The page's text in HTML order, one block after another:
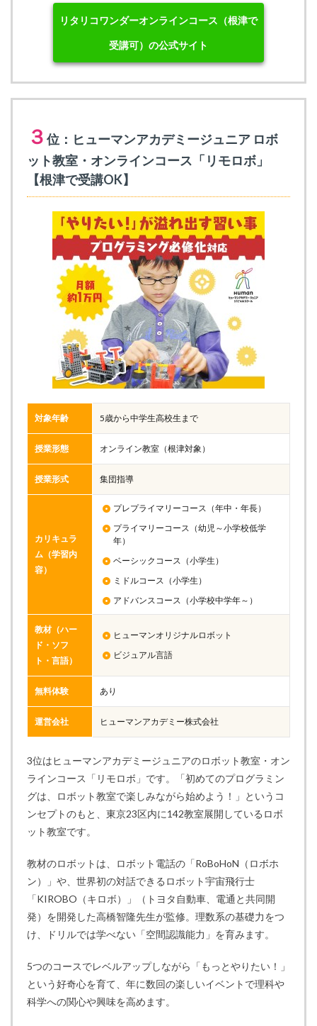
リタリコワンダーオンラインコース（根津で
受講可）の公式サイト
３ 位：ヒューマンアカデミージュニア ロボ
ット教室・オンラインコース「リモロボ」
【根津で受講OK】
対象年齢 5歳から中学生高校生まで
授業形態 オンライン教室（根津対象）
授業形式 集団指導
カリキュラ
ム（学習内
容）
プレプライマリーコース（年中・年長）
プライマリーコース（幼児～小学校低学
年）
ベーシックコース（小学生）
ミドルコース（小学生）
アドバンスコース（小学校中学年～）
教材（ハー
ド・ソフ
ト・言語）
ヒューマンオリジナルロボット
ビジュアル言語
無料体験 あり
運営会社 ヒューマンアカデミー株式会社
3位はヒューマンアカデミージュニアのロボット教室・オン
ラインコース「リモロボ」です。「初めてのプログラミン
グは、ロボット教室で楽しみながら始めよう！」というコ
ンセプトのもと、東京23区内に142教室展開しているロボ
ット教室です。
教材のロボットは、ロボット電話の「RoBoHoN（ロボホ
ン）」や、世界初の対話できるロボット宇宙飛行士
「KIROBO（キロボ）」（トヨタ自動車、電通と共同開
発）を開発した高橋智隆先生が監修。理数系の基礎力をつ
け、ドリルでは学べない「空間認識能力」を育みます。
5つのコースでレベルアップしながら「もっとやりたい！」
という好奇心を育て、年に数回の楽しいイベントで理科や
科学への関心や興味を高めます。